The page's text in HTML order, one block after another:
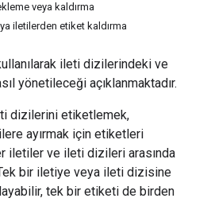
veya kaldırma
iletilerden etiket kaldırma
ileti dizilerindeki ve
yönetileceği açıklanmaktadır.
dizilerini etiketlemek,
ayırmak için etiketleri
iletiler ve ileti dizileri arasında
bir iletiye veya ileti dizisine
tek bir etiketi de birden